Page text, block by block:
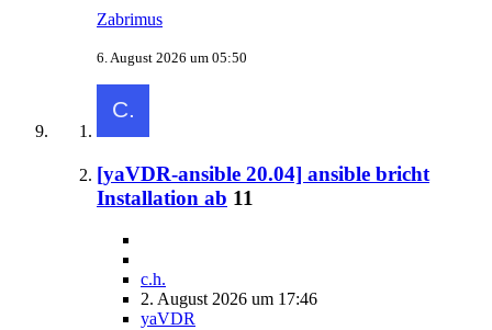
Zabrimus
6. August 2026 um 05:50
[yaVDR-ansible 20.04] ansible bricht
Installation ab 11
c.h.
2. August 2026 um 17:46
yaVDR